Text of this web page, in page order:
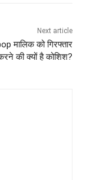
Next article
मालिक को गिरफ्तार
की क्यों है कोशिश?